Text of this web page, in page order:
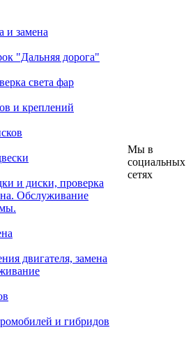
и замена
"Дальняя дорога"
света фар
и креплений
и диски, проверка
Обслуживание
двигателя, замена
и гибридов
Мы в
социальных
сетях